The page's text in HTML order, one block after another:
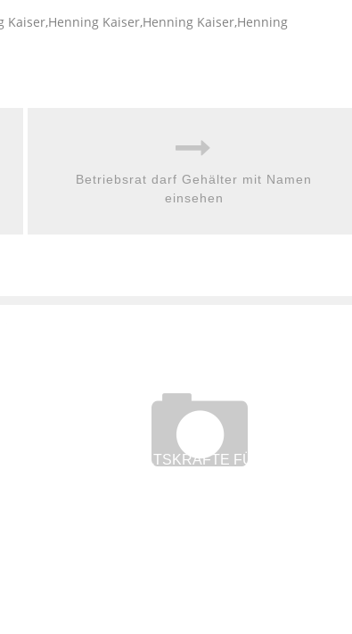
Kaiser,Henning Kaiser,Henning
Betriebsrat darf Gehälter mit Namen
einsehen
TOP-HAUSHALTSKRÄFTE FÜR GEHOBENE